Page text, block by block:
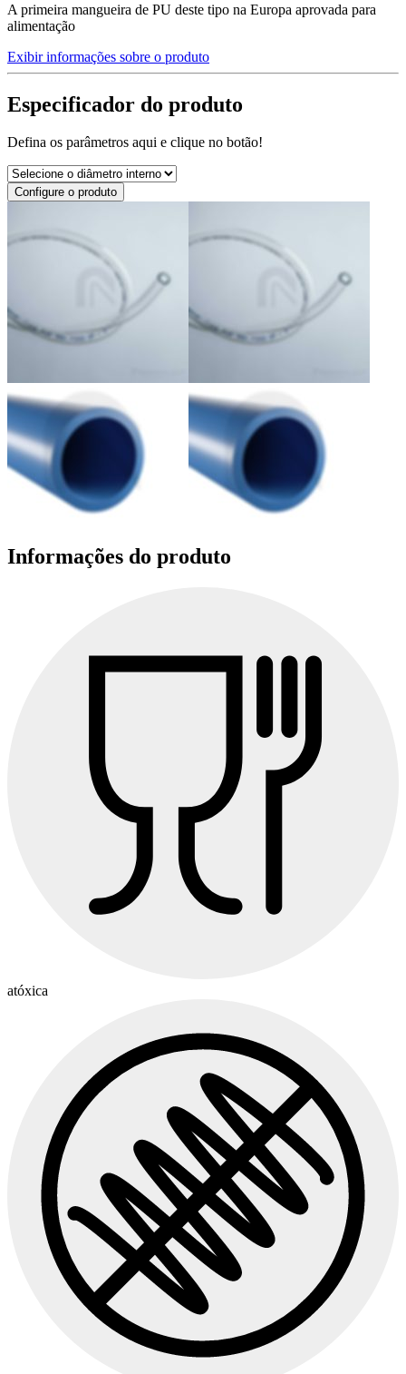
A primeira mangueira de PU deste tipo na Europa aprovada para
alimentação
Exibir informações sobre o produto
Especificador do produto
Defina os parâmetros aqui e clique no botão!
Configure o produto
Informações do produto
atóxica